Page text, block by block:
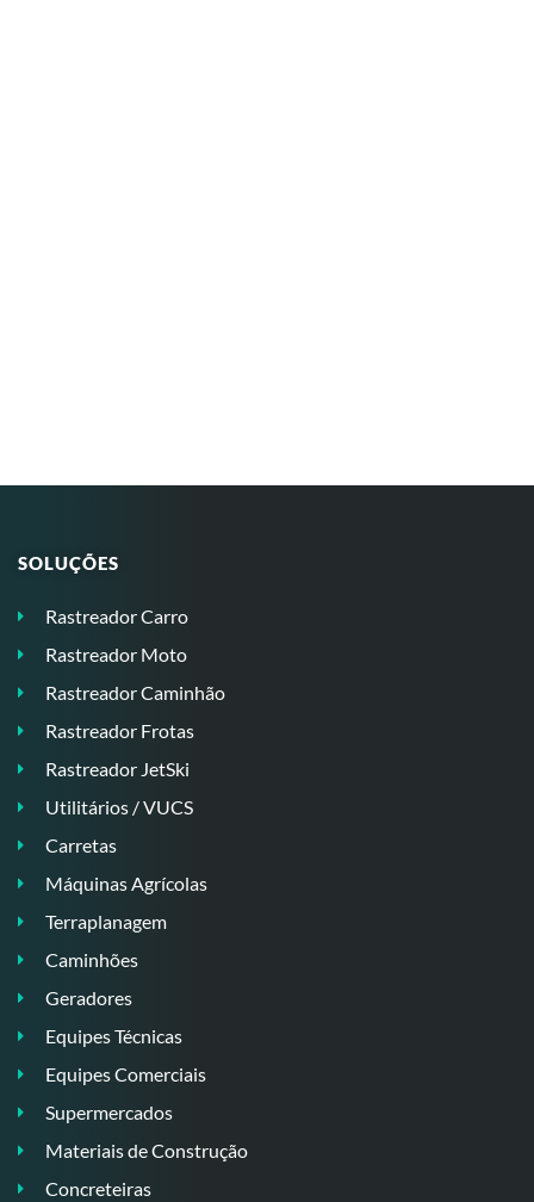
SOLUÇÕES
Rastreador Carro
Rastreador Moto
Rastreador Caminhão
Rastreador Frotas
Rastreador JetSki
Utilitários / VUCS
Carretas
Máquinas Agrícolas
Terraplanagem
Caminhões
Geradores
Equipes Técnicas
Equipes Comerciais
Supermercados
Materiais de Construção
Concreteiras